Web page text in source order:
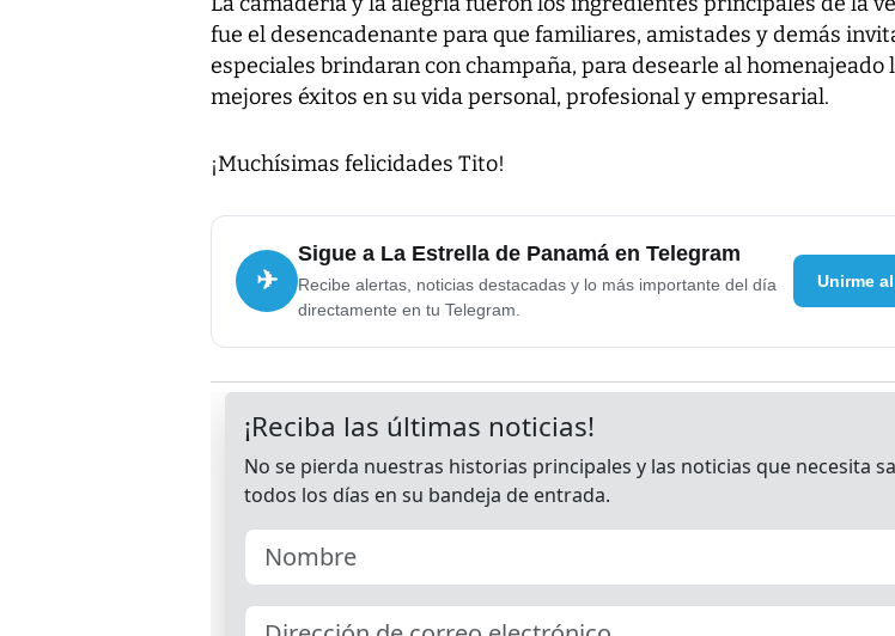
fue el desencadenante para que familiares, amistades y demás
especiales brindaran con champaña, para desearle al homenajeado
mejores éxitos en su vida personal, profesional y empresarial.
¡Muchísimas felicidades Tito!
✈
Sigue a La Estrella de Panamá en Telegram
Recibe alertas, noticias destacadas y lo más importante del día
directamente en tu Telegram.
Unirme